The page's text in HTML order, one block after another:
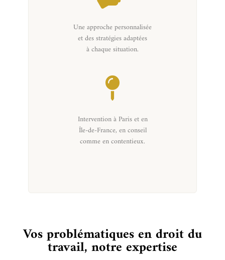
Une approche personnalisée
et des stratégies adaptées
à chaque situation.
Intervention à Paris et en
Île-de-France, en conseil
comme en contentieux.
Vos problématiques en droit du
travail, notre expertise